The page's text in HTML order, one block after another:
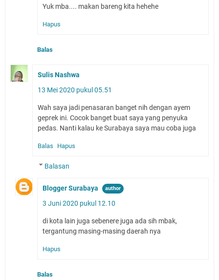
Yuk mba.... makan bareng kita hehehe
Hapus
Balas
Sulis Nashwa
13 Mei 2020 pukul 05.51
Wah saya jadi penasaran banget nih dengan ayem
geprek ini. Cocok banget buat saya yang penyuka
pedas. Nanti kalau ke Surabaya saya mau coba juga
Balas Hapus
Balasan
Blogger Surabaya
3 Juni 2020 pukul 12.10
di kota lain juga sebenere juga ada sih mbak,
tergantung masing-masing daerah nya
Hapus
Balas